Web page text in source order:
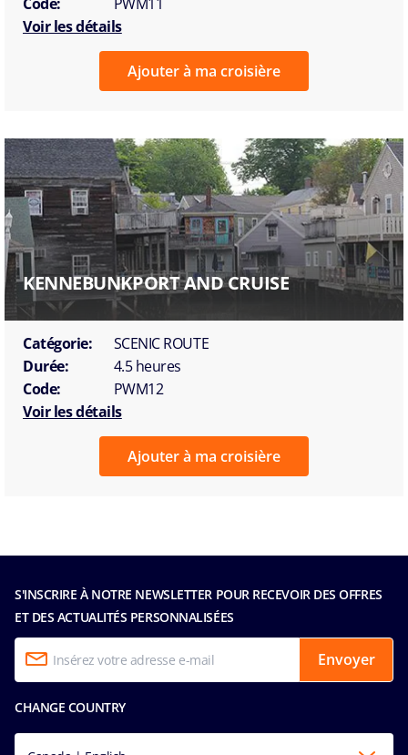
Voir les détails
Ajouter à ma croisière
KENNEBUNKPORT AND CRUISE
Catégorie:
SCENIC ROUTE
Durée:
4.5 heures
Code:
PWM12
Voir les détails
Ajouter à ma croisière
S'INSCRIRE À NOTRE NEWSLETTER POUR RECEVOIR DES OFFRES
ET DES ACTUALITÉS PERSONNALISÉES
Envoyer
CHANGE COUNTRY